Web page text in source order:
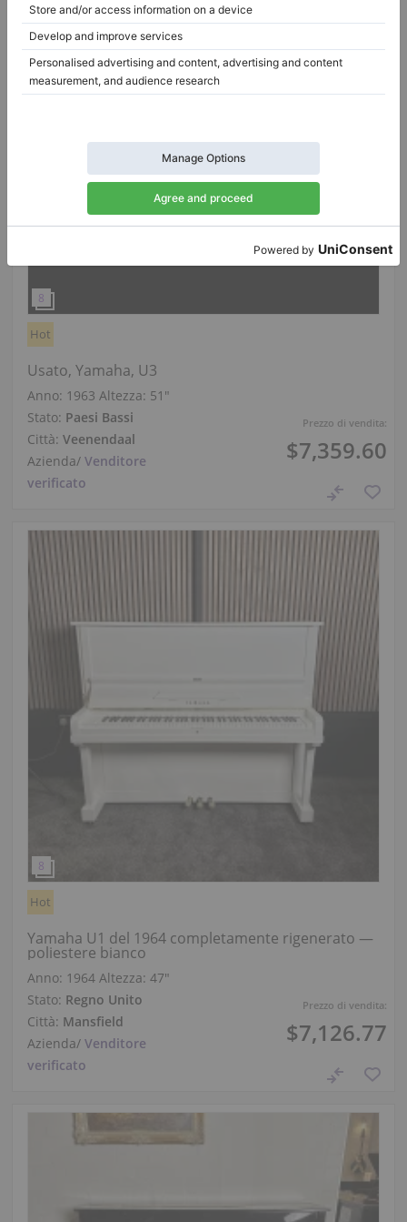
Prezzo di vendita:
$7,359.60
Hot
Usato, Yamaha, U3
Anno: 1963 Altezza: 51″
Stato: Paesi Bassi
Città: Veenendaal
Azienda/ Venditore
verificato
Prezzo di vendita:
$7,126.77
Hot
Yamaha U1 del 1964 completamente rigenerato —
poliestere bianco
Anno: 1964 Altezza: 47″
Stato: Regno Unito
Città: Mansfield
Azienda/ Venditore
verificato